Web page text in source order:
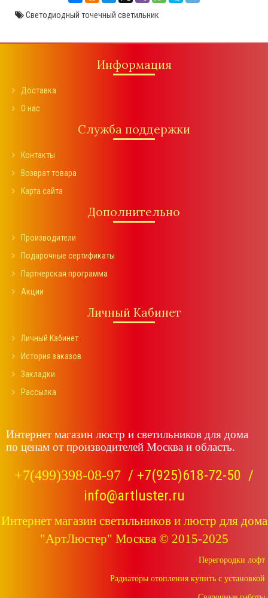
Светодиодный точечный светильник
Информация
Доставка
О нас
Служба поддержки
Контакты
Возврат товара
Карта сайта
Дополнительно
Производители
Подарочные сертификаты
Партнерская программа
Акции
Личный Кабинет
Личный Кабинет
История заказов
Закладки
Рассылка
Интернет магазин люстр и светильников для дома
по ценам от производителей Москва и область.
+7(499)398-08-97 / +7(925)618-72-50 /
info@artluster.ru
Интернет магазин светильников и люстр для дома
"АртЛюстер" Москва © 2015-2025
Перегородки лофт
Радиаторы отопления купить с установкой